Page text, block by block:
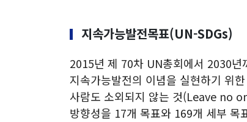
지속가능발전목표(UN-SDGs)
2015년 제 70차 UN총회에서 2030
지속가능발전의 이념을 실현하기 위
사람도 소외되지 않는 것(Leave no
방향성을 17개 목표와 169개 세부 목